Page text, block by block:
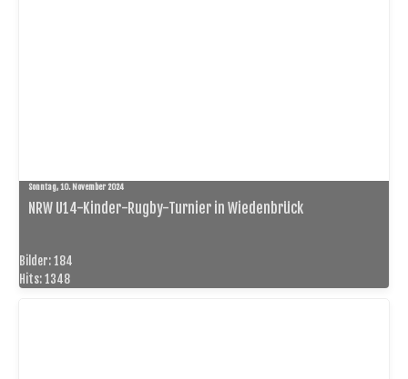
Sonntag, 10. November 2024
NRW U14-Kinder-Rugby-Turnier in Wiedenbrück
Bilder: 184
Hits: 1348